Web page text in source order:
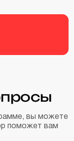
, вы можете
поможет вам